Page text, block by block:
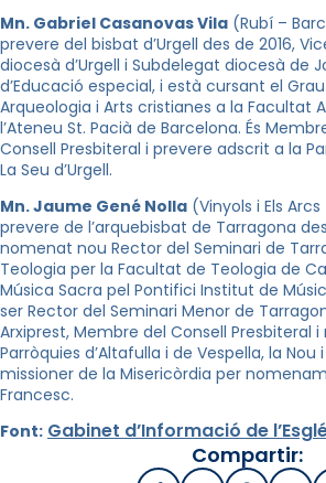
Mn. Gabriel Casanovas Vila (Rubí –
prevere del bisbat d’Urgell des de 2016,
diocesà d’Urgell i Subdelegat diocesà de
d’Educació especial, i està cursant el
Arqueologia i Arts cristianes a la Facultat
l’Ateneu St. Pacià de Barcelona. És
Consell Presbiteral i prevere adscrit a la
La Seu d’Urgell.
Mn. Jaume Gené Nolla (Vinyols i Els
prevere de l’arquebisbat de Tarragona
nomenat nou Rector del Seminari de
Teologia per la Facultat de Teologia de
Música Sacra pel Pontifici Institut de
ser Rector del Seminari Menor de
Arxiprest, Membre del Consell Presbiteral
Parròquies d’Altafulla i de Vespella, la Nou
missioner de la Misericòrdia per
Francesc.
Font: Gabinet d’Informació de
Compartir: